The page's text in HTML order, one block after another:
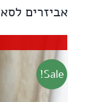
אביזרים
Sale!